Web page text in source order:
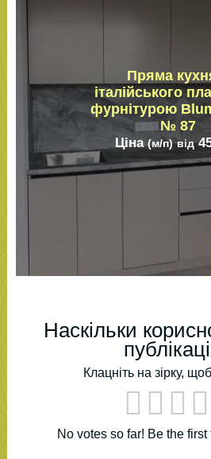
Пряма
італійського
фурнітурою
№ 87
Ціна(м/п) від
Наскільки
Клацніть на зірку, щоб
No votes so far! Be the first